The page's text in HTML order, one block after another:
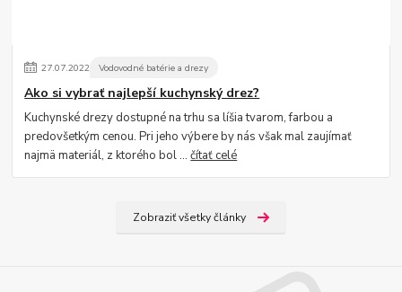
27.07.2022 Vodovodné batérie a drezy
Ako si vybrať najlepší kuchynský drez?
Kuchynské drezy dostupné na trhu sa líšia tvarom, farbou a
predovšetkým cenou. Pri jeho výbere by nás však mal zaujímať
najmä materiál, z ktorého bol ...čítať celé
Zobraziť všetky články